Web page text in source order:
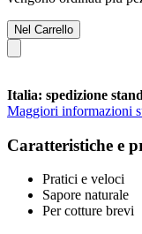
Nel Carrello
Italia: spedizione
Maggiori informazioni
Caratteristiche e
Pratici e veloci
Sapore naturale
Per cotture brevi